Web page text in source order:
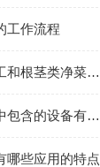
工作流程
叶菜类净菜加工和根茎类净菜加工这个两种模式的区别是什么？
净菜加工设备中包含的设备有哪些
哪些应用的特点